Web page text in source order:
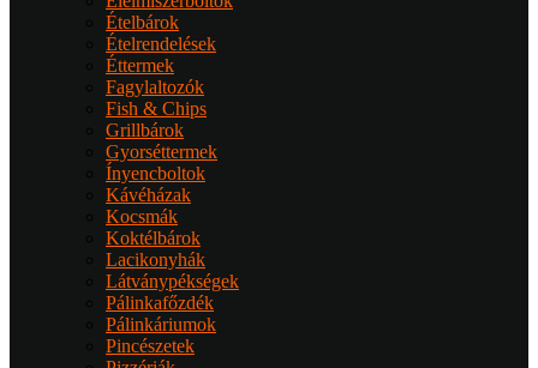
Ételbárok
Ételrendelések
Éttermek
Fagylaltozók
Fish & Chips
Grillbárok
Gyorséttermek
Ínyencboltok
Kávéházak
Kocsmák
Koktélbárok
Lacikonyhák
Látványpékségek
Pálinkafőzdék
Pálinkáriumok
Pincészetek